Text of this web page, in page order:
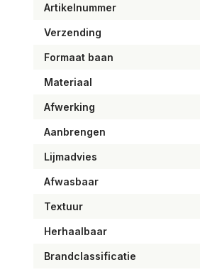
Artikelnummer
Verzending
Formaat baan
Materiaal
Afwerking
Aanbrengen
Lijmadvies
Afwasbaar
Textuur
Herhaalbaar
Brandclassificatie